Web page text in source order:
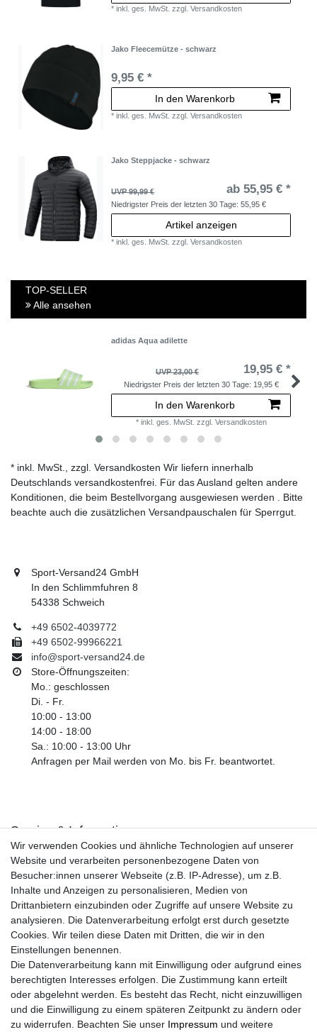
*inkl. ges. MwSt. zzgl.Versandkosten
Jako Fleecemütze - schwarz
9,95 € *
In den Warenkorb
*inkl. ges. MwSt. zzgl.Versandkosten
Jako Steppjacke - schwarz
UVP 99,99 € ab 55,95 € *
Niedrigster Preis der letzten 30 Tage:55,95 €
Artikel anzeigen
*inkl. ges. MwSt. zzgl.Versandkosten
TOP-SELLER
Alle ansehen
adidas Aqua adilette
UVP 23,00 € 19,95 € *
Niedrigster Preis der letzten 30 Tage: 19,95 €
In den Warenkorb
* inkl. ges. MwSt. zzgl. Versandkosten
* inkl. MwSt., zzgl. Versandkosten Wir liefern innerhalb
Deutschlands versandkostenfrei. Für das Ausland gelten andere
Konditionen, die beim Bestellvorgang ausgewiesen werden . Bitte
beachte auch die zusätzlichen Versandpauschalen für Sperrgut.
Sport-Versand24 GmbH
In den Schlimmfuhren 8
54338 Schweich
+49 6502-4039772
+49 6502-99966221
info@sport-versand24.de
Store-Öffnungszeiten:
Mo.: geschlossen
Di. - Fr.
10:00 - 13:00
14:00 - 18:00
Sa.: 10:00 - 13:00 Uhr
Anfragen per Mail werden von Mo. bis Fr. beantwortet.
Service & Informationen
Kontakt
Retouren
Widerrufsrecht
Widerrufs­formular
Impressum
Daten­schutz­erklärung
AGB
Größentabelle
Kataloge
Barrierefreiheitserklärung
Sicherheitsinformationen
Wir verwenden Cookies und ähnliche Technologien auf unserer
Website und verarbeiten personenbezogene Daten von
Besucher:innen unserer Webseite (z.B. IP-Adresse), um z.B.
Inhalte und Anzeigen zu personalisieren, Medien von
Drittanbietern einzubinden oder Zugriffe auf unsere Website zu
analysieren. Die Datenverarbeitung erfolgt erst durch gesetzte
Cookies. Wir teilen diese Daten mit Dritten, die wir in den
Einstellungen benennen.
Die Datenverarbeitung kann mit Einwilligung oder aufgrund eines
berechtigten Interesses erfolgen. Die Zustimmung kann erteilt
oder abgelehnt werden. Es besteht das Recht, nicht einzuwilligen
und die Einwilligung zu einem späteren Zeitpunkt zu ändern oder
zu widerrufen. Beachten Sie unser Impressum und weitere